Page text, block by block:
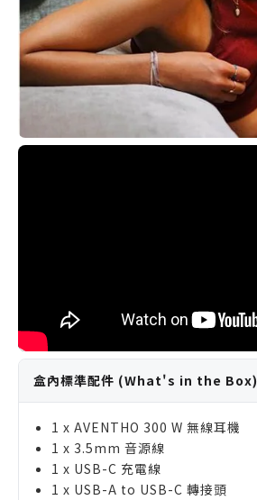
盒內標準配件 (What's in the Box)
1 x AVENTHO 300 W 無線耳機
1 x 3.5mm 音源線
1 x USB-C 充電線
1 x USB-A to USB-C 轉接頭